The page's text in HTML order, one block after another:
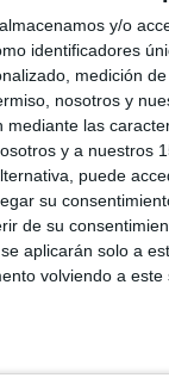
almacenamos y/o
identificadores
medición
nosotros y
las
y a nuestros
puede
su
de su
aplicarán solo a
volviendo a